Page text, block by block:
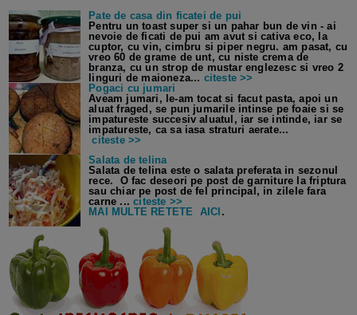
Pate de casa din ficatei de pui
Pentru un toast super si un pahar bun de vin - ai
nevoie de ficati de pui am avut si cativa eco, la
cuptor, cu vin, cimbru si piper negru. am pasat, cu
vreo 60 de grame de unt, cu niste crema de
branza, cu un strop de mustar englezesc si vreo 2
linguri de maioneza... citeste >>
Pogaci cu jumari
Aveam jumari, le-am tocat si facut pasta, apoi un
aluat fraged, se pun jumarile intinse pe foaie si se
impatureste succesiv aluatul, iar se intinde, iar se
impatureste, ca sa iasa straturi aerate...
citeste >>
Salata de telina
Salata de telina este o salata preferata in sezonul
rece. O fac deseori pe post de garniture la friptura
sau chiar pe post de fel principal, in zilele fara
carne ...citeste >>
MAI MULTE RETETE AICI .